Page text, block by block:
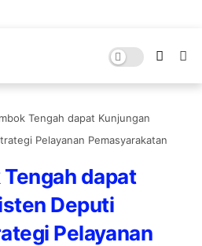
Tengah dapat Kunjungan
Pelayanan Pemasyarakatan
dapat
Deputi
Pelayanan